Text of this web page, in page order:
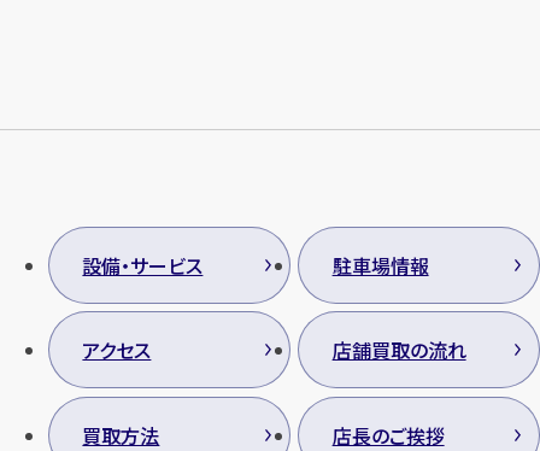
設備・サービス 駐車場情報
アクセス 店舗買取の流れ
買取方法 店長のご挨拶